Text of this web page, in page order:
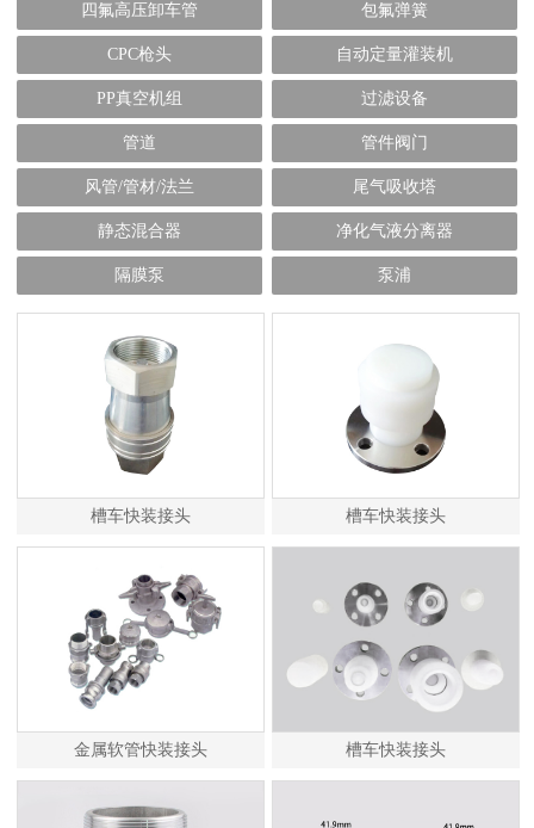
四氟高压卸车管 包氟弹簧
CPC枪头 自动定量灌装机
PP真空机组 过滤设备
管道 管件阀门
风管/管材/法兰 尾气吸收塔
静态混合器 净化气液分离器
隔膜泵 泵浦
槽车快装接头 槽车快装接头
金属软管快装接头 槽车快装接头